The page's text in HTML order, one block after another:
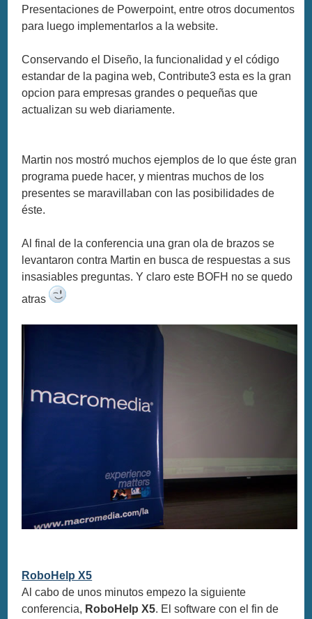
Presentaciones de Powerpoint, entre otros documentos
para luego implementarlos a la website.
Conservando el Diseño, la funcionalidad y el código
estandar de la pagina web, Contribute3 esta es la gran
opcion para empresas grandes o pequeñas que
actualizan su web diariamente.
Martin nos mostró muchos ejemplos de lo que éste gran
programa puede hacer, y mientras muchos de los
presentes se maravillaban con las posibilidades de
éste.
Al final de la conferencia una gran ola de brazos se
levantaron contra Martin en busca de respuestas a sus
insasiables preguntas. Y claro este BOFH no se quedo
atras
RoboHelp X5
Al cabo de unos minutos empezo la siguiente
conferencia, RoboHelp X5. El software con el fin de